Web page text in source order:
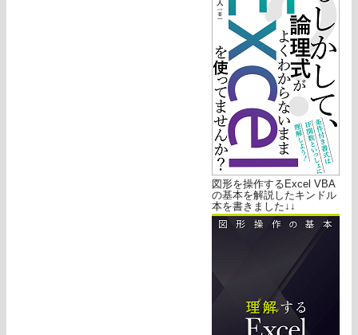
図形を操作するExcel VBA
の基本を解説したキンドル
本を書きました↓↓